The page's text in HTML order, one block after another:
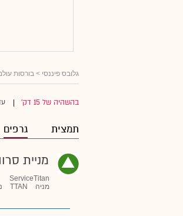
גלובס פיננסי > בורסות
בהשהיה של 15 דק'
תמצית גרפים
מניית
ServiceTitan
מניה
TTAN